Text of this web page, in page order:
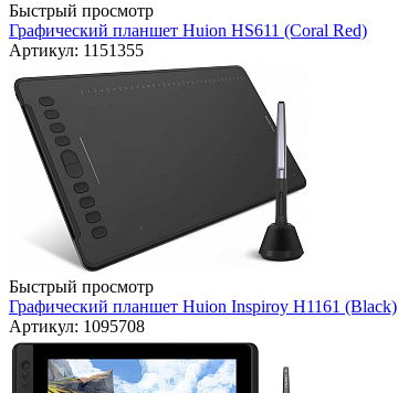
Быстрый просмотр
Графический планшет Huion HS611 (Coral Red)
Артикул: 1151355
Быстрый просмотр
Графический планшет Huion Inspiroy H1161 (Black)
Артикул: 1095708